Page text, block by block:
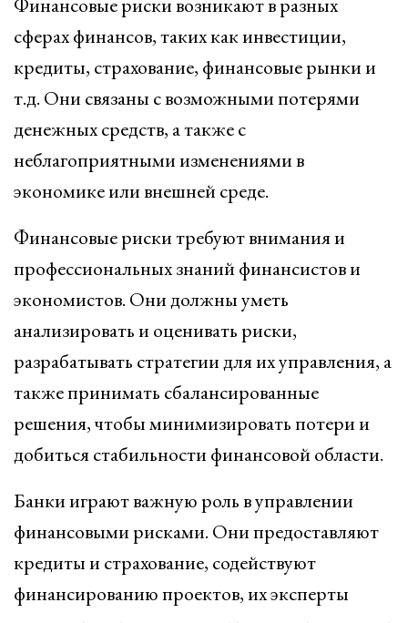
сферах финансов, таких как инвестиции,
кредиты, страхование, финансовые рынки и
т.д. Они связаны с возможными потерями
денежных средств, а также с
неблагоприятными изменениями в
экономике или внешней среде.
Финансовые риски требуют внимания и
профессиональных знаний финансистов и
экономистов. Они должны уметь
анализировать и оценивать риски,
разрабатывать стратегии для их управления, а
также принимать сбалансированные
решения, чтобы минимизировать потери и
добиться стабильности финансовой области.
Банки играют важную роль в управлении
финансовыми рисками. Они предоставляют
кредиты и страхование, содействуют
финансированию проектов, их эксперты